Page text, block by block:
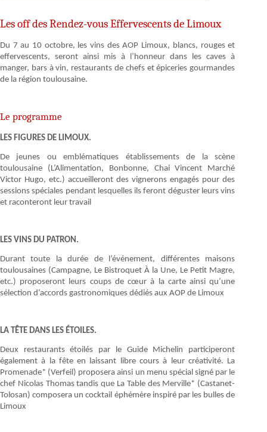
Les off des Rendez-vous Effervescents de Limoux
Du 7 au 10 octobre, les vins des AOP Limoux, blancs, rouges et
effervescents, seront ainsi mis à l’honneur dans les caves à
manger, bars à vin, restaurants de chefs et épiceries gourmandes
de la région toulousaine.
Le programme
LES FIGURES DE LIMOUX.
De jeunes ou emblématiques établissements de la scène
toulousaine (L’Alimentation, Bonbonne, Chai Vincent Marché
Victor Hugo, etc.) accueilleront des vignerons engagés pour des
sessions spéciales pendant lesquelles ils feront déguster leurs vins
et raconteront leur travail
LES VINS DU PATRON.
Durant toute la durée de l’événement, différentes maisons
toulousaines (Campagne, Le Bistroquet À la Une, Le Petit Magre,
etc.) proposeront leurs coups de cœur à la carte ainsi qu’une
sélection d’accords gastronomiques dédiés aux AOP de Limoux
LA TÊTE DANS LES ÉTOILES.
Deux restaurants étoilés par le Guide Michelin participeront
également à la fête en laissant libre cours à leur créativité. La
Promenade* (Verfeil) proposera ainsi un menu spécial signé par le
chef Nicolas Thomas tandis que La Table des Merville* (Castanet-
Tolosan) composera un cocktail éphémère inspiré par les bulles de
Limoux